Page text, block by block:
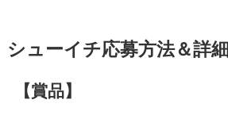
シューイチ応募方法＆詳細
【賞品】